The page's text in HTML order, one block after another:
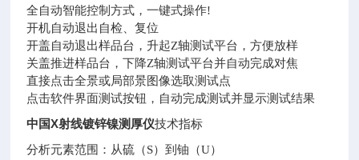
全自动智能控制方式，一键式操作!
开机自动退出自检、复位
开盖自动退出样品台，升起Z轴测试平台，方便放样
关盖推进样品台，下降Z轴测试平台并自动完成对焦
直接点击全景或局部景图像选取测试点
点击软件界面测试按钮，自动完成测试并显示测试结果
中国X射线镀锌镍测厚仪技术指标
分析元素范围：从硫（S）到铀（U）